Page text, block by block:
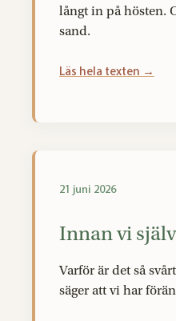
långt in på hösten.
sand.
Läs hela texten →
Innan vi
Varför är det så
säger att vi har
21 juni 2026